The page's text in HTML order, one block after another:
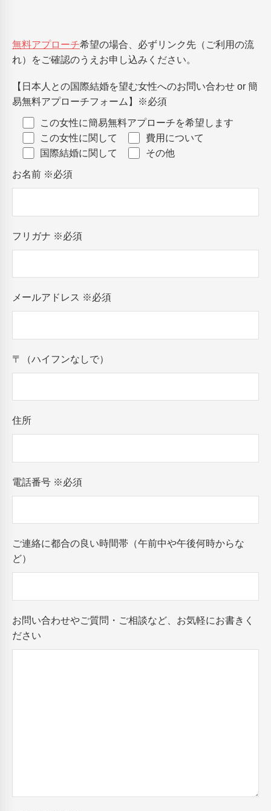
無料アプローチ希望の場合、必ずリンク先（ご利用の流
れ）をご確認のうえお申し込みください。
【日本人との国際結婚を望む女性へのお問い合わせ or 簡
易無料アプローチフォーム】
※必須
この女性に簡易無料アプローチを希望します
この女性に関して
費用について
国際結婚に関して
その他
お名前 ※必須
フリガナ ※必須
メールアドレス ※必須
〒（ハイフンなしで）
住所
電話番号 ※必須
ご連絡に都合の良い時間帯（午前中や午後何時からな
ど）
お問い合わせやご質問・ご相談など、お気軽にお書きく
ださい